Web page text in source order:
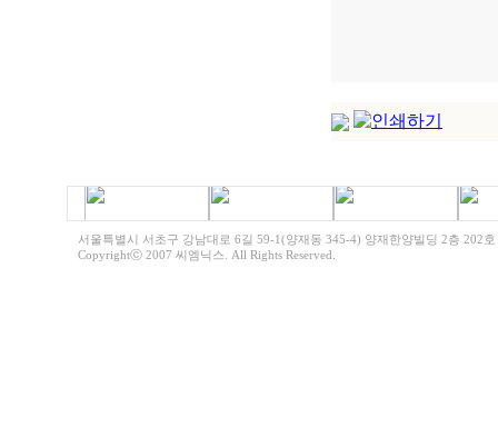
서울특별시 서초구 강남대로 6길 59-1(양재동 345-4) 양재한양빌딩 2층 202
Copyrightⓒ 2007 씨엠닉스. All Rights Reserved